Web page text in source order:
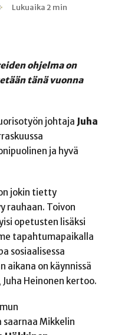
Lukuaika 2 min
ohjelma on
tänä vuonna
johtaja Juha
ja hyvä
jokin tietty
rauhaan. Toivon
opetusten lisäksi
tapahtumapaikalla
sosiaalisessa
aikana on käynnissä
Heinonen kertoo.
saarnaa Mikkelin